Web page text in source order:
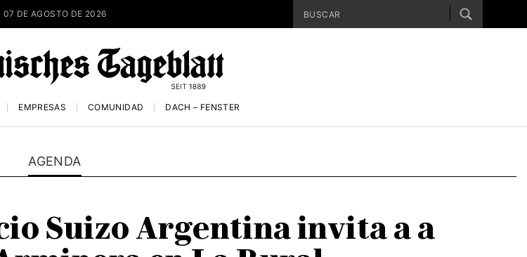
07 DE AGOSTO DE 2026
EMPRESAS COMUNIDAD DACH – FENSTER
AGENDA
Suizo Argentina invita a a